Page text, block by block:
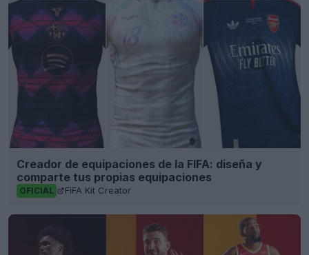
Creador de equipaciones de la FIFA: diseña y
comparte tus propias equipaciones
OFICIAL FIFA Kit Creator